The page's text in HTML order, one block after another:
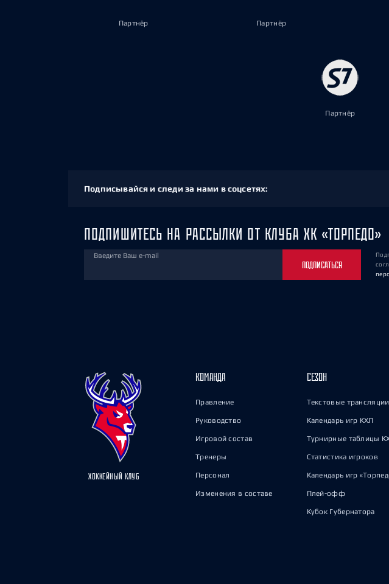
Партнёр Партнёр
Партнёр
Подписывайся и следи за нами в соцсетях:
ПОДПИШИТЕСЬ НА РАССЫЛКИ ОТ КЛУБА ХК «ТОРПЕДО»
Введите Ваш e-mail
ПОДПИСАТЬСЯ
ХОККЕЙНЫЙ КЛУБ
КОМАНДА
Правление
Руководство
Игровой состав
Тренеры
Персонал
Изменения в составе
СЕЗОН
Текстовые трансляции
Календарь игр КХЛ
Турнирные таблицы
Статистика игроков
Календарь игр
Плей-офф
Кубок Губернатора